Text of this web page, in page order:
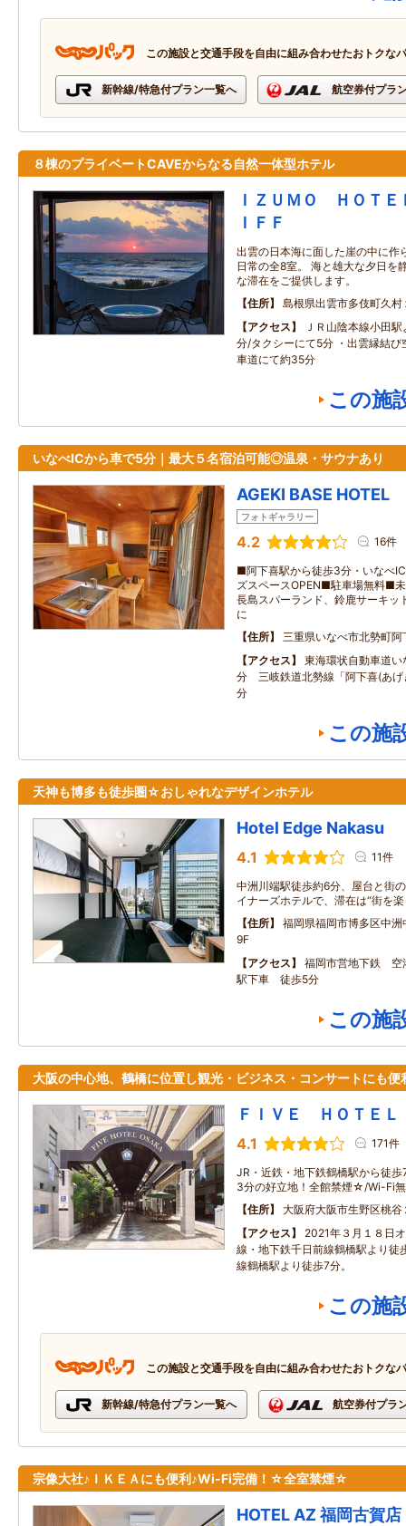
この施設と交通手段を自由に組み合わせたおトクな
新幹線/特急付プラン一覧へ 航空券付プラ
８棟のプライベートCAVEからなる自然一体型ホテル
ＩＺＵＭＯ ＨＯＴ
ＩＦＦ
出雲の日本海に面した崖の中に作
日常の全8室。 海と雄大な夕日を
な滞在をご提供します。
住所
島根県出雲市多伎町久村
アクセス
ＪＲ山陰本線小田
分/タクシーにて5分 ・出雲縁結び
車道にて約35分
この施
いなべICから車で5分｜最大５名宿泊可能◎温泉・サウナあり
AGEKI BASE HOTEL
フォトギャラリー
4.2 16件
■阿下喜駅から徒歩3分・いなべ
ズスペースOPEN■駐車場無料■
長島スパーランド、鈴鹿サーキッ
に
住所
三重県いなべ市北勢町阿
アクセス
東海環状自動車道
分 三岐鉄道北勢線「阿下喜(あげ
分
この施
天神も博多も徒歩圏☆おしゃれなデザインホテル
Hotel Edge Nakasu
4.1 11件
中洲川端駅徒歩約6分、屋台と街
イナーズホテルで、滞在は“街を
住所
福岡県福岡市博多区中
9F
アクセス
福岡市営地下鉄 空
駅下車 徒歩5分
この施
大阪の中心地、鶴橋に位置し観光・ビジネス・コンサートにも便
ＦＩＶＥ ＨＯＴＥ
4.1 171件
JR・近鉄・地下鉄鶴橋駅から徒
3分の好立地！全館禁煙☆/Wi-Fi
住所
大阪府大阪市生野区桃谷
アクセス
2021年３月１８日
線・地下鉄千日前線鶴橋駅より徒
線鶴橋駅より徒歩7分。
この施
この施設と交通手段を自由に組み合わせたおトクな
新幹線/特急付プラン一覧へ 航空券付プラ
宗像大社♪ＩＫＥＡにも便利♪Wi-Fi完備！☆全室禁煙☆
HOTEL AZ 福岡古賀店